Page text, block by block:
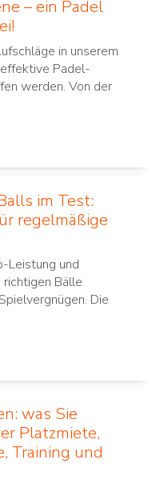
– ein Padel
in unserem
Padel-
werden. Von der
im Test:
regelmäßige
Leistung und
Bälle
Die
was Sie
Platzmiete,
Training und